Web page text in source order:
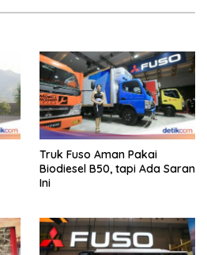
Truk Fuso Aman Pakai
Biodiesel B50, tapi Ada Saran
Ini